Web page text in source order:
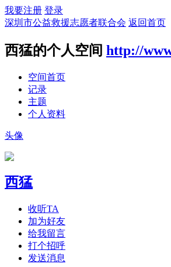
我要注册 登录
深圳市公益救援志愿者联合会 返回首页
西猛的个人空间 http://
空间首页
记录
主题
个人资料
头像
西猛
收听TA
加为好友
给我留言
打个招呼
发送消息